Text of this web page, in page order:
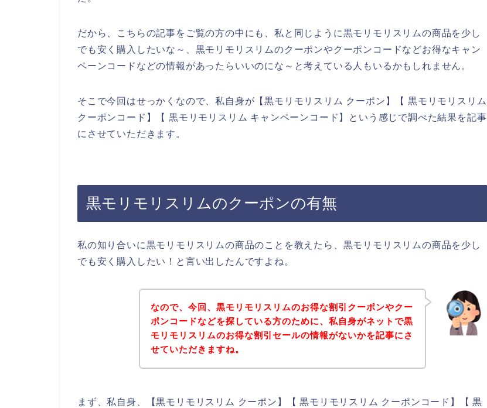
だから、こちらの記事をご覧の方の中にも、私と同じように黒モリモリスリムの商品を少し
でも安く購入したいな～、黒モリモリスリムのクーポンやクーポンコードなどお得なキャン
ペーンコードなどの情報があったらいいのにな～と考えている人もいるかもしれません。
そこで今回はせっかくなので、私自身が【黒モリモリスリム クーポン】【 黒モリモリスリム
クーポンコード】【 黒モリモリスリム キャンペーンコード】という感じで調べた結果を記事
にさせていただきます。
黒モリモリスリムのクーポンの有無
私の知り合いに黒モリモリスリムの商品のことを教えたら、黒モリモリスリムの商品を少し
でも安く購入したい！と言い出したんですよね。
なので、今回、黒モリモリスリムのお得な割引クーポンやクー
ポンコードなどを探している方のために、私自身がネットで黒
モリモリスリムのお得な割引セールの情報がないかを記事にさ
せていただきますね。
まず、私自身、【黒モリモリスリム クーポン】【 黒モリモリスリム クーポンコード】【 黒